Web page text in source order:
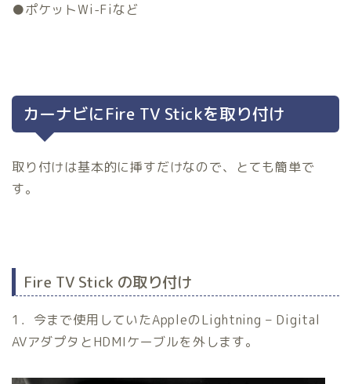
●ポケットWi-Fiなど
カーナビにFire TV Stickを取り付け
取り付けは基本的に挿すだけなので、とても簡単で
す。
Fire TV Stick の取り付け
1．今まで使用していたAppleのLightning – Digital
AVアダプタとHDMIケーブルを外します。